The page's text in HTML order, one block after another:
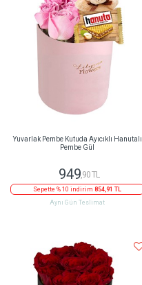
Yuvarlak Pembe Kutuda Ayıcıklı Hanutalı
Pembe Gül
949,90 TL
Sepette % 10 indirim 854,91 TL
Aynı Gün Teslimat